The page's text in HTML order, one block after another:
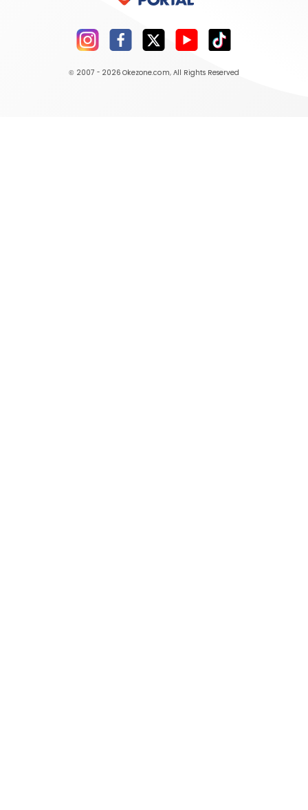
© 2007 - 2026 Okezone.com, All Rights Reserved